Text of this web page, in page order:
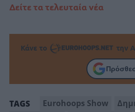
Δείτε τα τελευταία νέα
Κάνε το την
TAGS Eurohoops Show